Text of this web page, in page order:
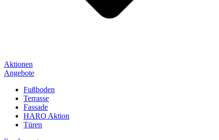
Aktionen
Angebote
Fußboden
Terrasse
Fassade
HARO Aktion
Türen